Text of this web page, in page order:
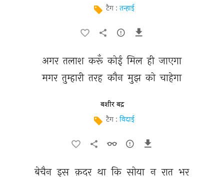
टैग : तन्हाई
अगर तलाश करूँ कोई मिल ही जाएगा
मगर तुम्हारी तरह कौन मुझ को चाहेगा
बशीर बद्र
टैग : विदाई
बेचैन इस क़दर था कि सोया न रात भर